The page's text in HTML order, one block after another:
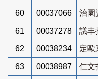
60 00037066 治園
61 00037278 議丰
62 00038234 定歐
63 00038987 仁文